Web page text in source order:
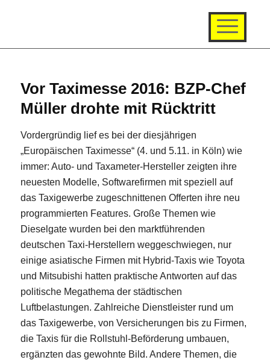
Vor Taximesse 2016: BZP-Chef
Müller drohte mit Rücktritt
Vordergründig lief es bei der diesjährigen
„Europäischen Taximesse“ (4. und 5.11. in Köln) wie
immer: Auto- und Taxameter-Hersteller zeigten ihre
neuesten Modelle, Softwarefirmen mit speziell auf
das Taxigewerbe zugeschnittenen Offerten ihre neu
programmierten Features. Große Themen wie
Dieselgate wurden bei den marktführenden
deutschen Taxi-Herstellern weggeschwiegen, nur
einige asiatische Firmen mit Hybrid-Taxis wie Toyota
und Mitsubishi hatten praktische Antworten auf das
politische Megathema der städtischen
Luftbelastungen. Zahlreiche Dienstleister rund um
das Taxigewerbe, von Versicherungen bis zu Firmen,
die Taxis für die Rollstuhl-Beförderung umbauen,
ergänzten das gewohnte Bild. Andere Themen, die